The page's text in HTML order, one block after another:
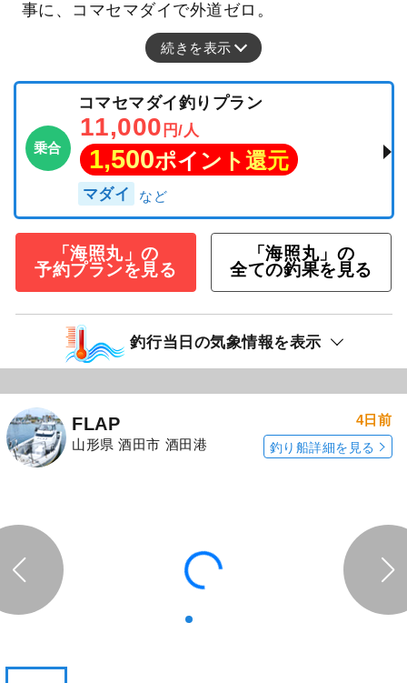
事に、コマセマダイで外道ゼロ。
続きを表示
乗合
コマセマダイ釣りプラン
11,000 円/人
1,500ポイント還元
マダイ
「海照丸」の
予約プランを見る
「海照丸」の
全ての釣果を見る
釣行当日の気象情報を表示
FLAP
山形県 酒田市 酒田港
4日前
釣り船詳細を見る